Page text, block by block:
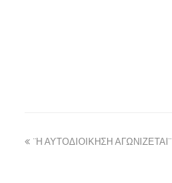
¨Η ΑΥΤΟΔΙΟΙΚΗΣΗ ΑΓΩΝΙΖΕΤΑΙ¨